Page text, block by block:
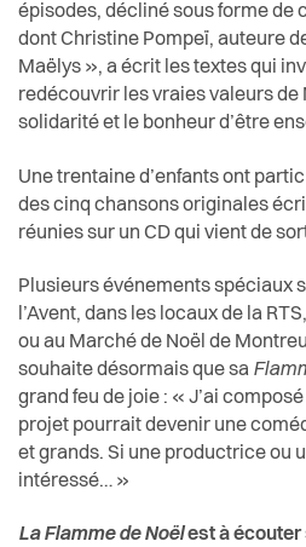
épisodes, décliné sous forme de
dont Christine Pompeï, auteure
Maëlys », a écrit les textes qui
redécouvrir les vraies valeurs de
solidarité et le bonheur d’être
Une trentaine d’enfants ont
des cinq chansons originales
réunies sur un CD qui vient de
Plusieurs événements spéciaux
l’Avent, dans les locaux de la
ou au Marché de Noël de
souhaite désormais que sa
grand feu de joie : « J’ai
projet pourrait devenir une
et grands. Si une productrice ou
intéressé… »
La Flamme de Noëlest à écouter